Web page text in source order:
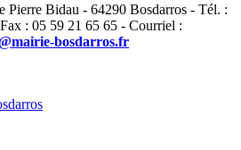
Pierre Bidau - 64290 Bosdarros - Tél. :
: 05 59 21 65 65 - Courriel :
bosdarros.fr